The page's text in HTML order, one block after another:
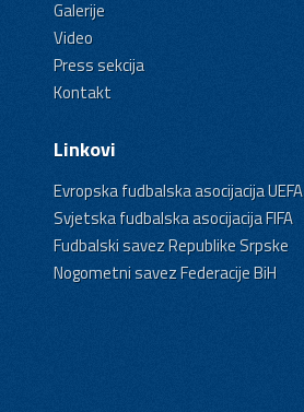
Galerije
Video
Press sekcija
Kontakt
Linkovi
Evropska fudbalska asocijacija UEFA
Svjetska fudbalska asocijacija FIFA
Fudbalski savez Republike Srpske
Nogometni savez Federacije BiH